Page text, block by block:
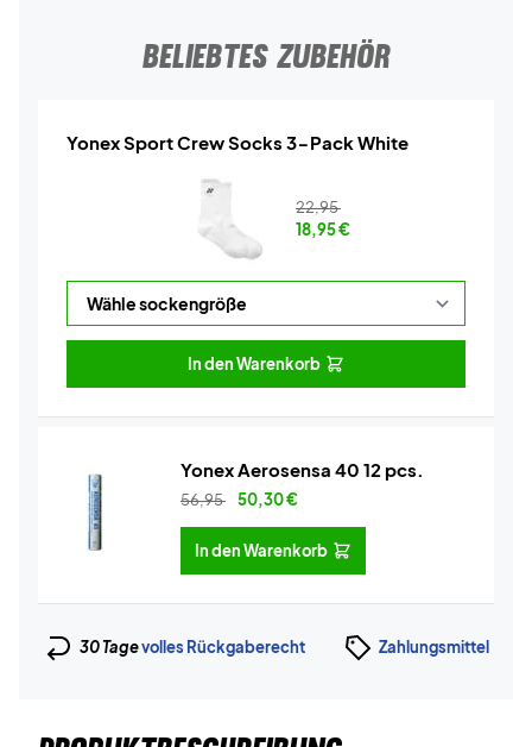
BELIEBTES ZUBEHÖR
Yonex Sport Crew Socks 3-Pack White
22,95
18,95€
In den Warenkorb
Yonex Aerosensa 40 12 pcs.
56,95 50,30€
In den Warenkorb
30 Tagevolles Rückgaberecht Zahlungsmittel